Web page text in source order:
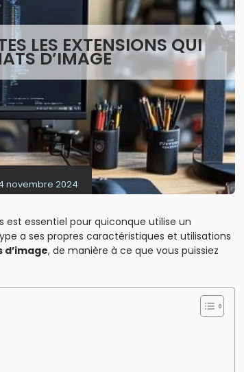
LES EXTENSIONS QUI
D’IMAGE
novembre 2024
est essentiel pour quiconque utilise un
a ses propres caractéristiques et utilisations
, de manière à ce que vous puissiez